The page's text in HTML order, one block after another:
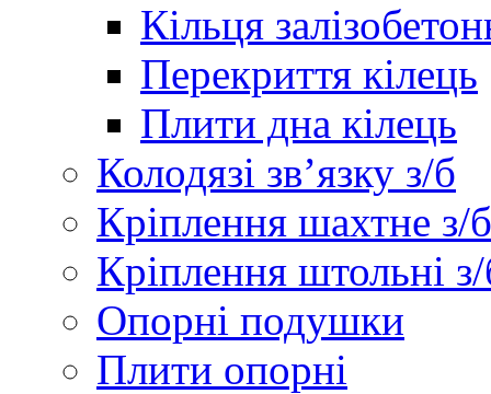
Кільця
Перекриття кілець
Плити дна кілець
Колодязі зв’язку з/б
Кріплення шахтне з/б
Кріплення штольні
Опорні подушки
Плити опорні